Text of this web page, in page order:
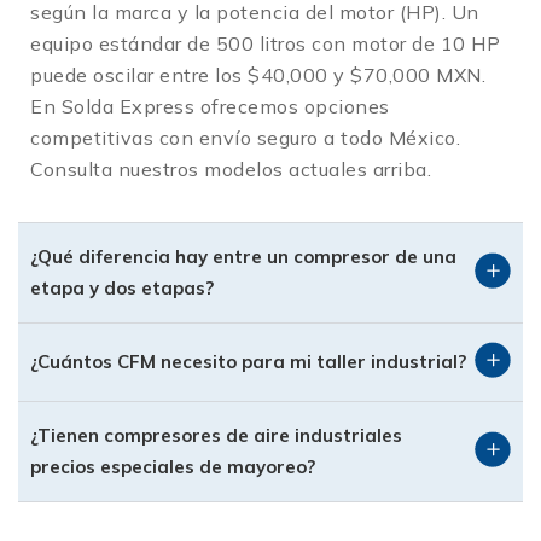
2. Pintura y Carrocería Industrial
Para evitar defectos como «piel de naranja» o
contaminación por humedad, se requiere un flujo
constante y frío. Los compresores de aire
industriales de dos etapas comprimen el aire a
175 PSI, permitiendo almacenar más aire
purgada, entregando aire más limpio a tu pistola
HVLP.
3. Maquinaria Automatizada y Herramientas de
Desde llaves de impacto de 1 pulgada para
camiones hasta centros de maquinado CNC que
requieren aire para cambios de herramienta. La
estabilidad de un sistema industrial previene
según la marca y la potencia del motor (HP). Un
equipo estándar de 500 litros con motor de 10 HP
puede oscilar entre los $40,000 y $70,000 MXN.
En Solda Express ofrecemos opciones
competitivas con envío seguro a todo México.
Consulta nuestros modelos actuales arriba.
¿Qué diferencia hay entre un compresor de una
etapa y dos etapas?
¿Cuántos CFM necesito para mi taller industrial?
¿Tienen compresores de aire industriales
precios especiales de mayoreo?